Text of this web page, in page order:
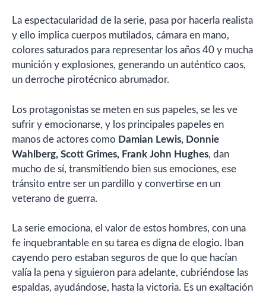
La espectacularidad de la serie, pasa por hacerla realista
y ello implica cuerpos mutilados, cámara en mano,
colores saturados para representar los años 40 y mucha
munición y explosiones, generando un auténtico caos,
un derroche pirotécnico abrumador.
Los protagonistas se meten en sus papeles, se les ve
sufrir y emocionarse, y los principales papeles en
manos de actores como Damian Lewis, Donnie
Wahlberg, Scott Grimes, Frank John Hughes, dan
mucho de sí, transmitiendo bien sus emociones, ese
tránsito entre ser un pardillo y convertirse en un
veterano de guerra.
La serie emociona, el valor de estos hombres, con una
fe inquebrantable en su tarea es digna de elogio. Iban
cayendo pero estaban seguros de que lo que hacían
valía la pena y siguieron para adelante, cubriéndose las
espaldas, ayudándose, hasta la victoria. Es un exaltación